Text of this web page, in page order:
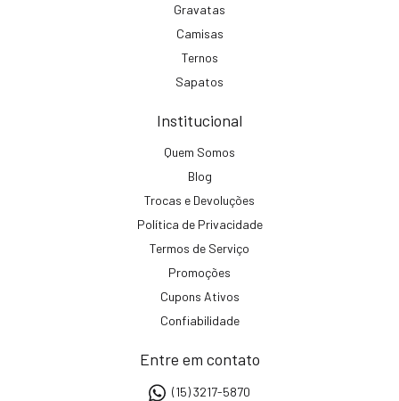
Gravatas
Camisas
Ternos
Sapatos
Institucional
Quem Somos
Blog
Trocas e Devoluções
Política de Privacidade
Termos de Serviço
Promoções
Cupons Ativos
Confiabilidade
Entre em contato
(15) 3217-5870